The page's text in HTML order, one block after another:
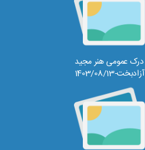
درک عمومی هنر مجید
آزادبخت-1403/08/13